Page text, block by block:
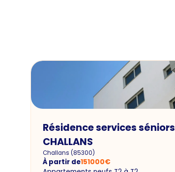
Résidence services séniors
CHALLANS
Challans (85300)
À partir de151000€